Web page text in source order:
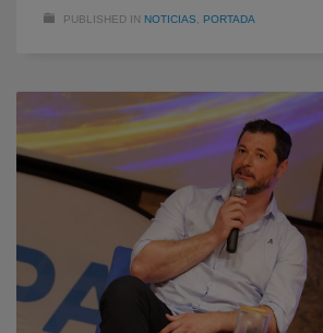
PUBLISHED IN NOTICIAS PORTADA